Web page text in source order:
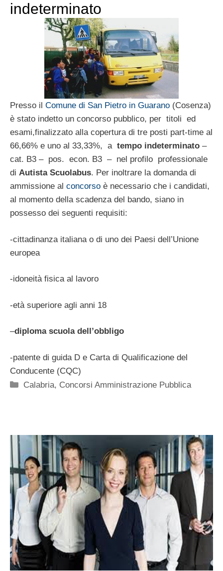
indeterminato
Presso il Comune di San Pietro in Guarano (Cosenza)
è stato indetto un concorso pubblico, per titoli ed
esami,finalizzato alla copertura di tre posti part-time al
66,66% e uno al 33,33%, a tempo indeterminato –
cat. B3 – pos. econ. B3 – nel profilo professionale
di Autista Scuolabus. Per inoltrare la domanda di
ammissione al concorso è necessario che i candidati,
al momento della scadenza del bando, siano in
possesso dei seguenti requisiti:
-cittadinanza italiana o di uno dei Paesi dell’Unione
europea
-idoneità fisica al lavoro
-età superiore agli anni 18
–diploma scuola dell’obbligo
-patente di guida D e Carta di Qualificazione del
Conducente (CQC)
Categorie
Calabria, Concorsi Amministrazione Pubblica